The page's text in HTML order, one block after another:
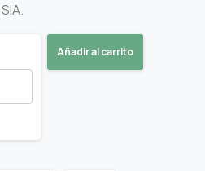
Añadir al carrito